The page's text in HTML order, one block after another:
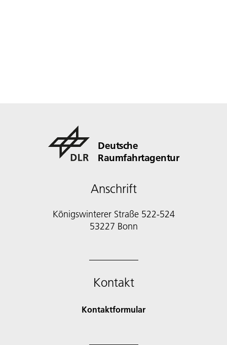
Deutsche
Raumfahrtagentur
Anschrift
Königswinterer Straße 522-524
53227 Bonn
Kontakt
Kontaktformular